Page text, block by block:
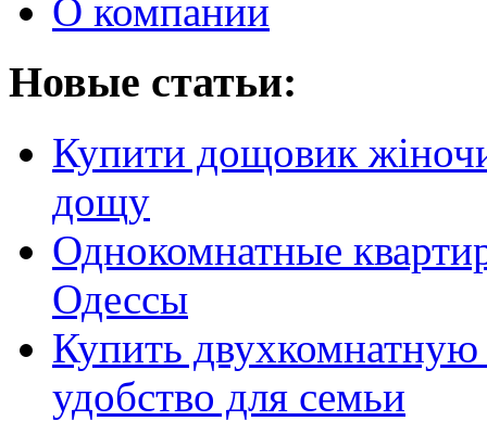
О компании
Новые статьи:
Купити дощовик
дощу
Однокомнатные
Одессы
Купить
удобство для семьи